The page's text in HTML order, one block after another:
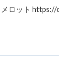
ト https://